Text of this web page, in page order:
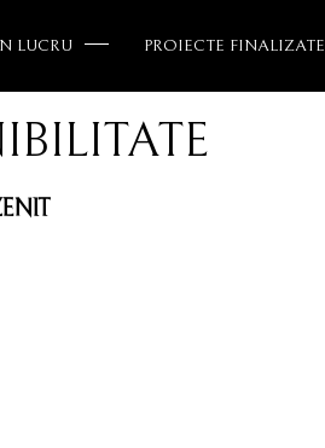
LUCRU PROIECTE FINALIZATE